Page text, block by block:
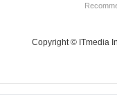
Copyright © ITmedia